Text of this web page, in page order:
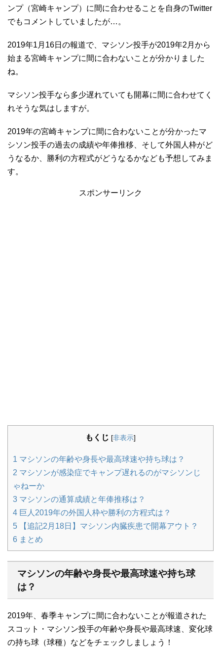
ンプ（宮崎キャンプ）に間に合わせることを自身のTwitter
でもコメントしていましたが…。
2019年1月16日の報道で、マシソン投手が2019年2月から
始まる宮崎キャンプに間に合わないことが分かりました
ね。
マシソン投手なら多少遅れていても開幕に間に合わせてく
れそうな気はしますが。
2019年の宮崎キャンプに間に合わないことが分かったマ
シソン投手の過去の成績や年俸推移、そして外国人枠がど
うなるか、勝利の方程式がどうなるかなども予想してみま
す。
スポンサーリンク
もくじ [非表示]
1 マシソンの年齢や身長や最高球速や持ち球は？
2 マシソンが感染症でキャンプ遅れるのがマシソンじ
ゃねーか
3 マシソンの通算成績と年俸推移は？
4 巨人2019年の外国人枠や勝利の方程式は？
5 【追記2月18日】マシソン内臓疾患で開幕アウト？
6 まとめ
マシソンの年齢や身長や最高球速や持ち球
は？
2019年、春季キャンプに間に合わないことが報道された
スコット・マシソン投手の年齢や身長や最高球速、変化球
の持ち球（球種）などをチェックしましょう！